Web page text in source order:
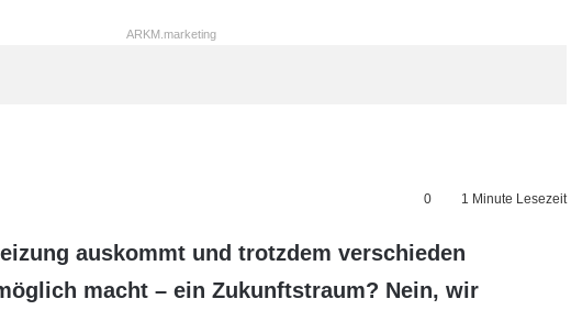
ARKM.marketing
0 1 Minute Lesezeit
auskommt und trotzdem verschieden
macht – ein Zukunftstraum? Nein, wir